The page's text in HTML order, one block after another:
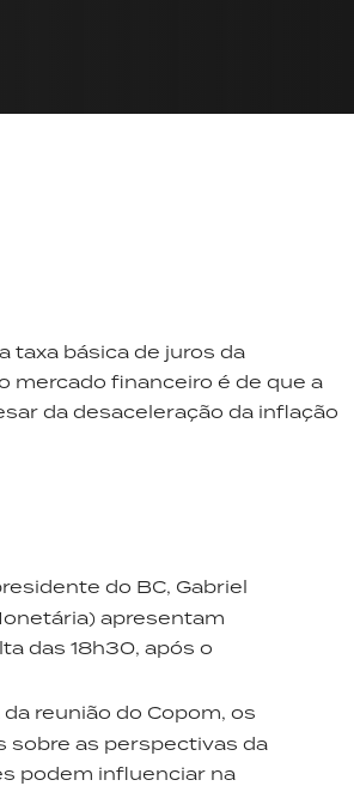
taxa básica de juros da
mercado financeiro é de que a
da desaceleração da inflação
do BC, Gabriel
apresentam
das 18h30, após o
reunião do Copom, os
sobre as perspectivas da
podem influenciar na